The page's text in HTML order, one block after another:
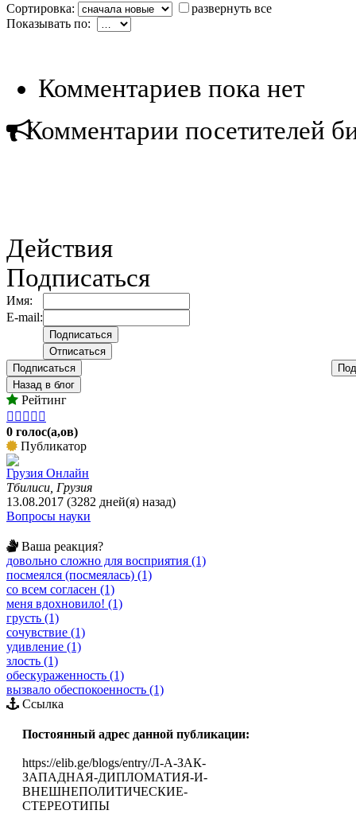
Сортировка:
развернуть все
Показывать по:
Комментариев пока нет
Комментарии посетителей
Действия
Подписаться
Имя:
E-mail:
Подписаться
Назад в блог
Рейтинг
    
0 голос(а,ов)
Публикатор
Грузия Онлайн
Тбилиси, Грузия
13.08.2017 (3282 дней(я) назад)
Вопросы науки
Ваша реакция?
довольно сложно для восприятия (1)
посмеялся (посмеялась) (1)
со всем согласен (1)
меня вдохновило! (1)
грусть (1)
сочувствие (1)
удивление (1)
злость (1)
обескураженность (1)
вызвало обеспокоенность (1)
Ссылка
Постоянный адрес данной публикации:
https://elib.ge/blogs/entry/Л-А-ЗАК-
ЗАПАДНАЯ-ДИПЛОМАТИЯ-И-
ВНЕШНЕПОЛИТИЧЕСКИЕ-
СТЕРЕОТИПЫ